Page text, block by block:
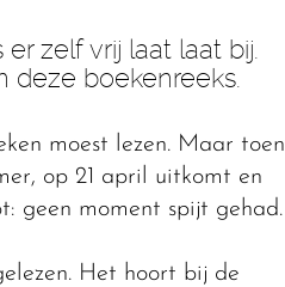
zelf vrij laat laat bij.
deze boekenreeks.
moest lezen. Maar toen
op 21 april uitkomt en
geen moment spijt gehad.
Het hoort bij de